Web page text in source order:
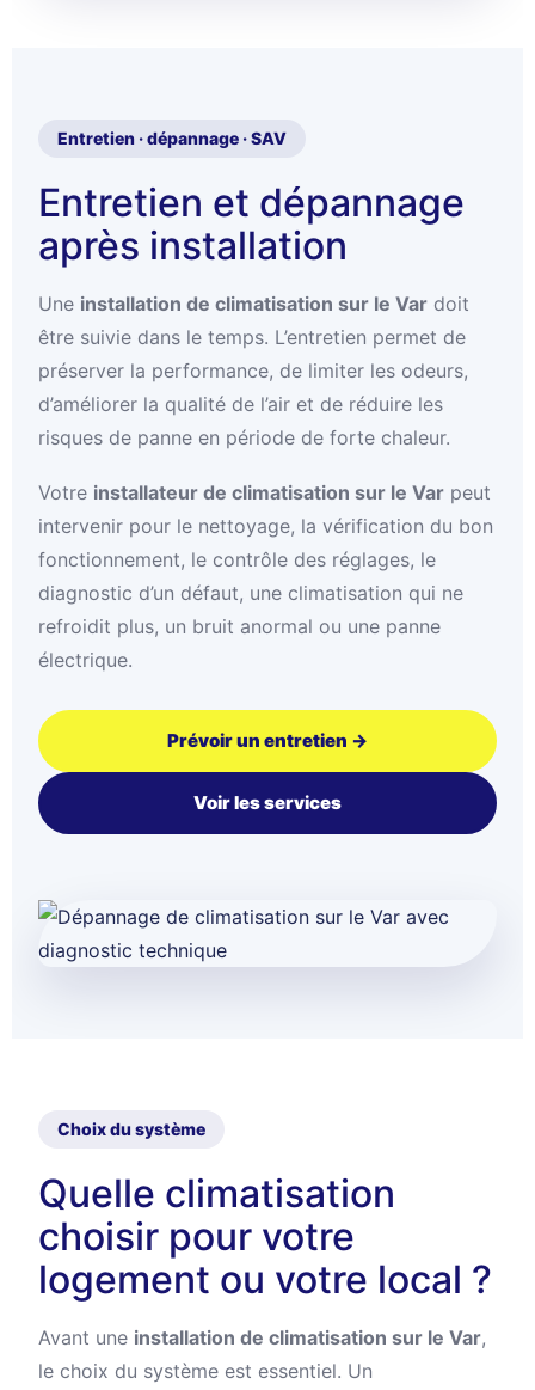
Entretien · dépannage · SAV
Entretien et dépannage
après installation
Une installation de climatisation sur le Var doit
être suivie dans le temps. L’entretien permet de
préserver la performance, de limiter les odeurs,
d’améliorer la qualité de l’air et de réduire les
risques de panne en période de forte chaleur.
Votre installateur de climatisation sur le Var peut
intervenir pour le nettoyage, la vérification du bon
fonctionnement, le contrôle des réglages, le
diagnostic d’un défaut, une climatisation qui ne
refroidit plus, un bruit anormal ou une panne
électrique.
Prévoir un entretien →
Voir les services
Choix du système
Quelle climatisation
choisir pour votre
logement ou votre local ?
Avant une installation de climatisation sur le Var,
le choix du système est essentiel. Un